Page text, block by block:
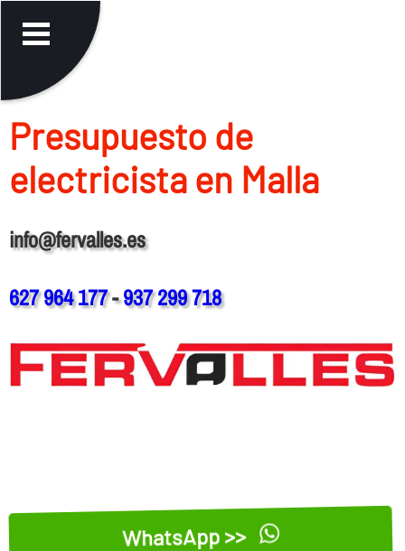
Presupuesto de
electricista en Malla
info@fervalles.es
627 964 177-937 299 718
WhatsApp >>